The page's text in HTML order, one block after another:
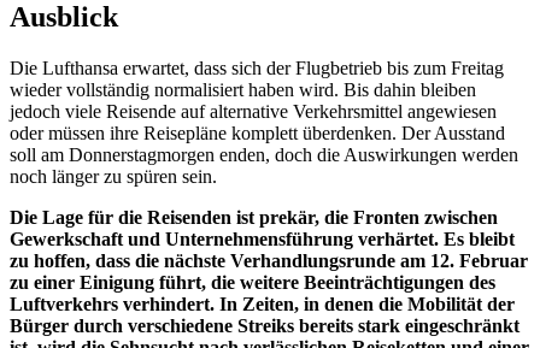
Ausblick
Die Lufthansa erwartet, dass sich der Flugbetrieb bis zum Freitag
wieder vollständig normalisiert haben wird. Bis dahin bleiben
jedoch viele Reisende auf alternative Verkehrsmittel angewiesen
oder müssen ihre Reisepläne komplett überdenken. Der Ausstand
soll am Donnerstagmorgen enden, doch die Auswirkungen werden
noch länger zu spüren sein.
Die Lage für die Reisenden ist prekär, die Fronten zwischen
Gewerkschaft und Unternehmensführung verhärtet. Es bleibt
zu hoffen, dass die nächste Verhandlungsrunde am 12. Februar
zu einer Einigung führt, die weitere Beeinträchtigungen des
Luftverkehrs verhindert. In Zeiten, in denen die Mobilität der
Bürger durch verschiedene Streiks bereits stark eingeschränkt